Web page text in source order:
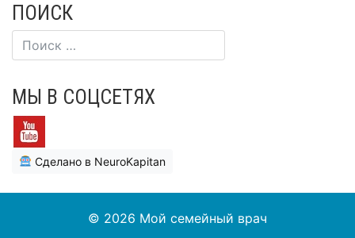
ПОИСК
МЫ В СОЦСЕТЯХ
Сделано в NeuroKapitan
© 2026 Мой семейный врач